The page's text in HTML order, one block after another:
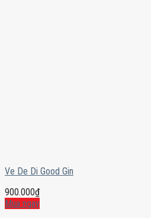
Ve De Di Good Gin
900.000₫
Mua ngay